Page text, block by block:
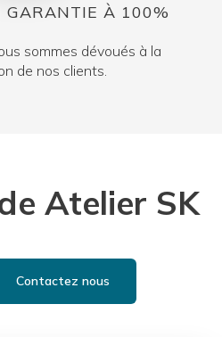
GARANTIE À 100%
sommes dévoués à la
de nos clients.
Atelier SK
Contactez nous